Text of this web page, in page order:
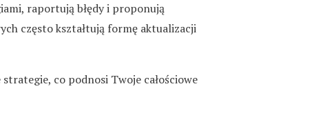
raportują błędy i proponują
często kształtują formę aktualizacji
co podnosi Twoje całościowe